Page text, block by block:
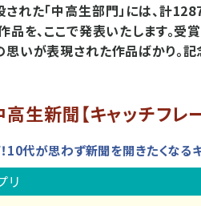
れた「中高生部門」には、計
品を、ここで発表いたします。
いが表現された作品ばかり。記
生新聞【キャッチフレ
10代が思わず新聞を開きたくなるキ
リ